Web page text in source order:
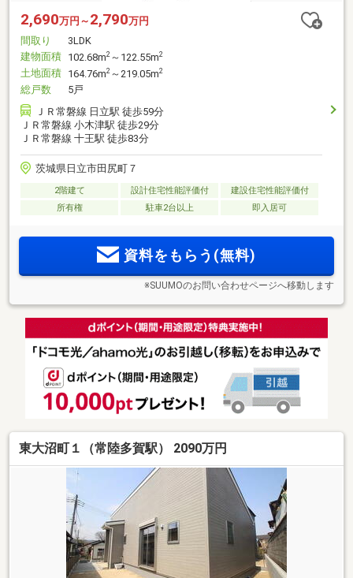
2,690万円～ 2,790万円
間取り
3LDK
建物面積 102.68m2 ～122.55m2
土地面積 164.76m2 ～219.05m2
総戸数
5戸
ＪＲ常磐線 日立駅 徒歩59分
ＪＲ常磐線 小木津駅 徒歩29分
ＪＲ常磐線 十王駅 徒歩83分
茨城県日立市田尻町７
2階建て 設計住宅性能評価付
建設住宅性能評価付
所有権
駐車2台以上 即入居可
資料をもらう(無料)
※SUUMOのお問い合わせページへ移動します
東大沼町１（常陸多賀駅） 2090万円